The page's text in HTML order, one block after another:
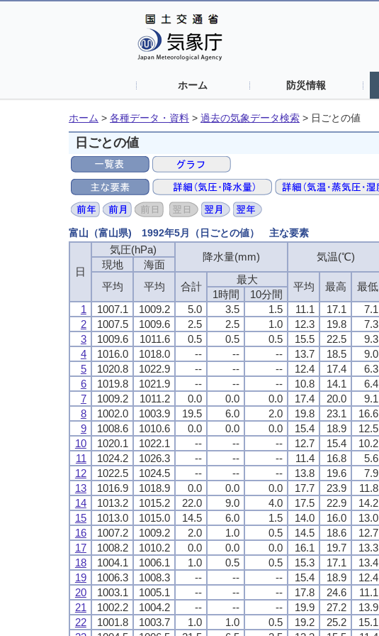
ホーム 防災情報
ホーム > 各種データ・資料 > 過去の気象データ検索 > 日ごとの値
日ごとの値
富山（富山県) 1992年5月（日ごとの値） 主な要素
日
気圧(hPa)
降水量(mm) 気温(℃)
現地
海面
平均
平均 合計
最大
平均 最高 最低
1時間 10分間
1
1007.1 1009.2 5.0 3.5 1.5 11.1 17.1 7.1
2
1007.5 1009.6 2.5 2.5 1.0 12.3 19.8 7.3
3
1009.6 1011.6 0.5 0.5 0.5 15.5 22.5 9.3
4
1016.0 1018.0 -- -- -- 13.7 18.5 9.0
5
1020.8 1022.9 -- -- -- 12.4 17.4 6.3
6
1019.8 1021.9 -- -- -- 10.8 14.1 6.4
7
1009.2 1011.2 0.0 0.0 0.0 17.4 20.0 9.1
8
1002.0 1003.9 19.5 6.0 2.0 19.8 23.1 16.6
9
1008.6 1010.6 0.0 0.0 0.0 15.4 18.9 12.5
10
1020.1 1022.1 -- -- -- 12.7 15.4 10.2
11
1024.2 1026.3 -- -- -- 11.4 16.8 5.6
12
1022.5 1024.5 -- -- -- 13.8 19.6 7.9
13
1016.9 1018.9 0.0 0.0 0.0 17.7 23.9 11.8
14
1013.2 1015.2 22.0 9.0 4.0 17.5 22.9 14.2
15
1013.0 1015.0 14.5 6.0 1.5 14.0 16.0 13.0
16
1007.2 1009.2 2.0 1.0 0.5 14.5 18.6 12.7
17
1008.2 1010.2 0.0 0.0 0.0 16.1 19.7 13.3
18
1004.1 1006.1 1.0 0.5 0.5 15.3 17.1 13.4
19
1006.3 1008.3 -- -- -- 15.4 18.9 12.4
20
1003.1 1005.1 -- -- -- 17.8 24.6 11.1
21
1002.2 1004.2 -- -- -- 19.9 27.2 13.9
22
1001.8 1003.7 1.0 1.0 0.5 19.2 25.2 15.1